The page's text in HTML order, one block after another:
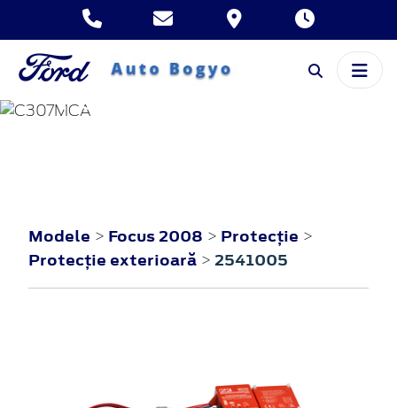
FOCUS
Modele > Focus 2008 > Protecţie >
Protecţie exterioară > 2541005